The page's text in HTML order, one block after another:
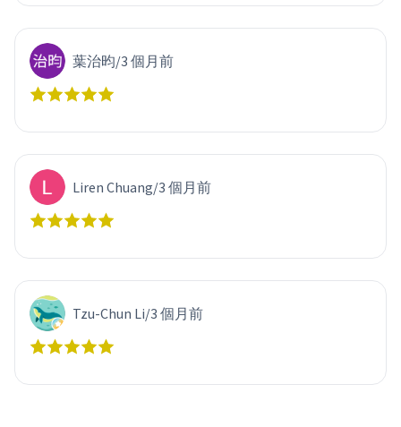
葉治昀/3 個月前
Liren Chuang/3 個月前
Tzu-Chun Li/3 個月前